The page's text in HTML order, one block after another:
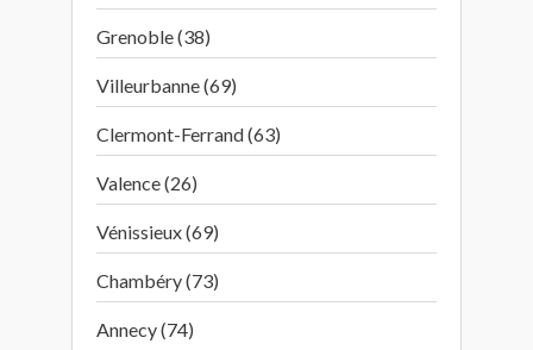
Grenoble (38)
Villeurbanne (69)
Clermont-Ferrand (63)
Valence (26)
Vénissieux (69)
Chambéry (73)
Annecy (74)